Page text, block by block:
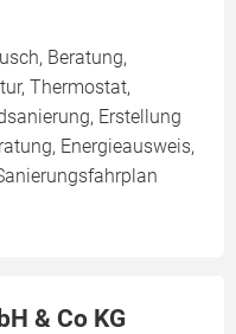
Beratung,
Thermostat,
Erstellung
Energieausweis,
& Co KG